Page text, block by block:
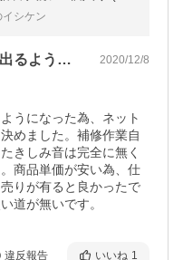
調整くさび22mm(1
シケン
自宅の階段が一部きしみ音が出るようにな… 2020/12/8
うになった為、ネット
めました。補修作業自
きしみ音は完全に無く
商品単価が安い為、仕
りが有ると良かったで
道が無いです。
違反報告 いいね 1